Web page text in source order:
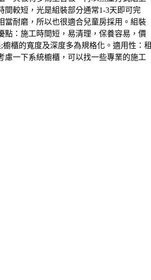
較短，光是組裝部分通常1-3天即可完
當耐磨，所以也很適合兒童房採用。組裝
：施工時間短，易清理，保養容易，價
櫃的寬度及深度多為規格化。適用性：租
一下系統櫥櫃，可以找一些專業的施工